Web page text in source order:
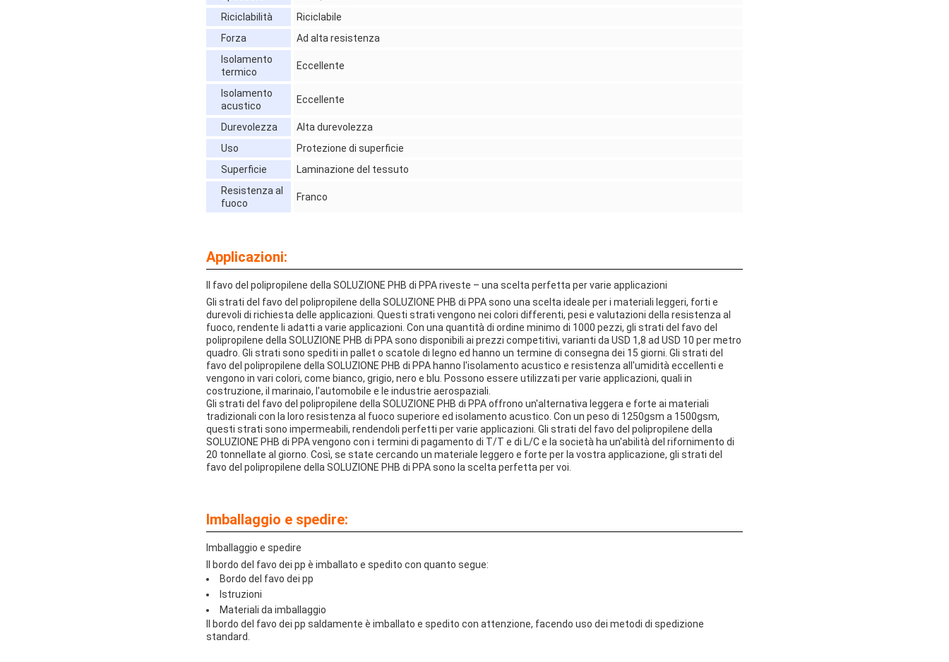
Riciclabilità
Riciclabile
Forza
Ad alta resistenza
Isolamento
termico
Eccellente
Isolamento
acustico
Eccellente
Durevolezza
Alta durevolezza
Uso
Protezione di superficie
Superficie
Laminazione del tessuto
Resistenza al
fuoco
Franco
Applicazioni:
Il favo del polipropilene della SOLUZIONE PHB di PPA riveste – una scelta perfetta per varie applicazioni
Gli strati del favo del polipropilene della SOLUZIONE PHB di PPA sono una scelta ideale per i materiali leggeri, forti e
durevoli di richiesta delle applicazioni. Questi strati vengono nei colori differenti, pesi e valutazioni della resistenza al
fuoco, rendente li adatti a varie applicazioni. Con una quantità di ordine minimo di 1000 pezzi, gli strati del favo del
polipropilene della SOLUZIONE PHB di PPA sono disponibili ai prezzi competitivi, varianti da USD 1,8 ad USD 10 per metro
quadro. Gli strati sono spediti in pallet o scatole di legno ed hanno un termine di consegna dei 15 giorni. Gli strati del
favo del polipropilene della SOLUZIONE PHB di PPA hanno l'isolamento acustico e resistenza all'umidità eccellenti e
vengono in vari colori, come bianco, grigio, nero e blu. Possono essere utilizzati per varie applicazioni, quali in
costruzione, il marinaio, l'automobile e le industrie aerospaziali.
Gli strati del favo del polipropilene della SOLUZIONE PHB di PPA offrono un'alternativa leggera e forte ai materiali
tradizionali con la loro resistenza al fuoco superiore ed isolamento acustico. Con un peso di 1250gsm a 1500gsm,
questi strati sono impermeabili, rendendoli perfetti per varie applicazioni. Gli strati del favo del polipropilene della
SOLUZIONE PHB di PPA vengono con i termini di pagamento di T/T e di L/C e la società ha un'abilità del rifornimento di
20 tonnellate al giorno. Così, se state cercando un materiale leggero e forte per la vostra applicazione, gli strati del
favo del polipropilene della SOLUZIONE PHB di PPA sono la scelta perfetta per voi.
Imballaggio e spedire:
Imballaggio e spedire
Il bordo del favo dei pp è imballato e spedito con quanto segue:
Bordo del favo dei pp
Istruzioni
Materiali da imballaggio
Il bordo del favo dei pp saldamente è imballato e spedito con attenzione, facendo uso dei metodi di spedizione
standard.